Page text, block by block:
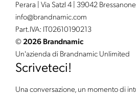
Perara | Via Satzl 4 | 39042
info@brandnamic.com
Part.IVA: IT02610190213
© 2026 Brandnamic
Un'azienda di Brandnamic Unlimited
Scriveteci!
Una conversazione, un momento di